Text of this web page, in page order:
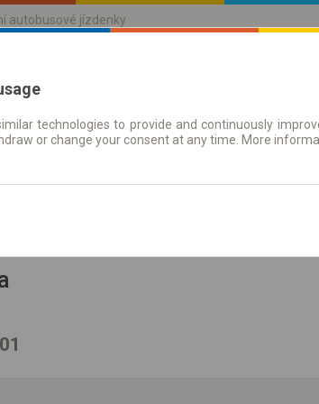
autobusové jízdenky
Jízdni řády a jízdenky Časové
technologies to provide and continuously
or change your consent at any time. More